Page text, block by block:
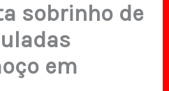
sobrinho de
em